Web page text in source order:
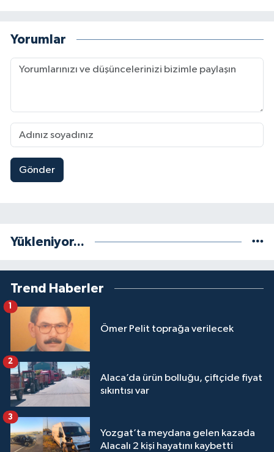
Yorumlar
Gönder
Yükleniyor...
Trend Haberler
Ömer Pelit toprağa verilecek
1
Alaca’da ürün bolluğu, çiftçide fiyat
sıkıntısı var
2
Yozgat’ta meydana gelen kazada
Alacalı 2 kişi hayatını kaybetti
3